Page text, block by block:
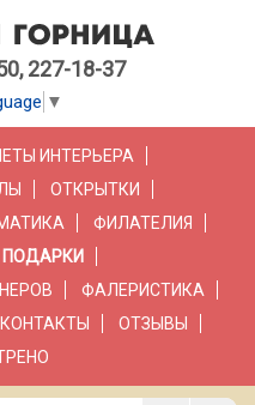
227-18-37
▼
ИНТЕРЬЕРА
ОТКРЫТКИ
ФИЛАТЕЛИЯ
ПОДАРКИ
ФАЛЕРИСТИКА
КОНТАКТЫ
ОТЗЫВЫ